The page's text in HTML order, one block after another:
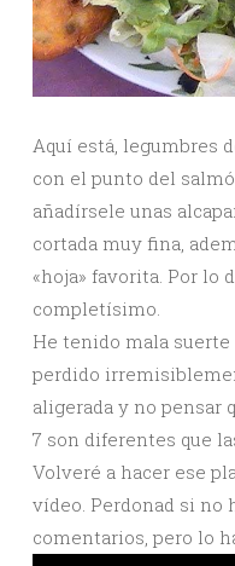
Aquí está, legumbres
con el punto del
añadírsele unas
cortada muy fina,
«hoja» favorita. Por lo
completísimo.
He tenido mala
perdido
aligerada y no pensar
7 son diferentes que
Volveré a hacer ese
vídeo. Perdonad si no
comentarios, pero lo